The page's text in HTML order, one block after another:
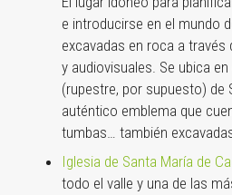
e introducirse en el mundo
excavadas en roca a través
y audiovisuales. Se ubica
(rupestre, por supuesto) de
auténtico emblema que
tumbas… también
Iglesia de Santa María de
todo el valle y una de las